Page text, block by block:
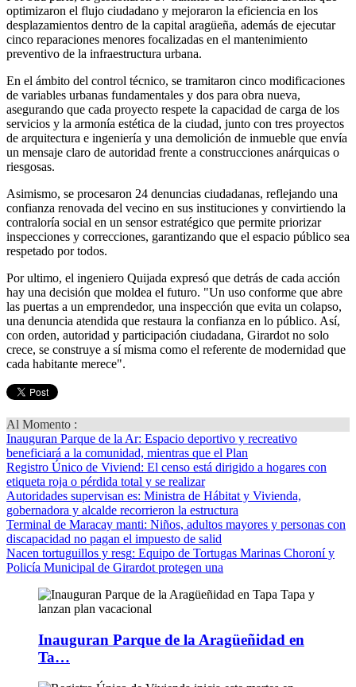
optimizaron el flujo ciudadano y mejoraron la eficiencia en los
desplazamientos dentro de la capital aragüeña, además de ejecutar
cinco reparaciones menores focalizadas en el mantenimiento
preventivo de la infraestructura urbana.
En el ámbito del control técnico, se tramitaron cinco modificaciones
de variables urbanas fundamentales y dos para obra nueva,
asegurando que cada proyecto respete la capacidad de carga de los
servicios y la armonía estética de la ciudad, junto con tres proyectos
de arquitectura e ingeniería y una demolición de inmueble que envía
un mensaje claro de autoridad frente a construcciones anárquicas o
riesgosas.
Asimismo, se procesaron 24 denuncias ciudadanas, reflejando una
confianza renovada del vecino en sus instituciones y convirtiendo la
contraloría social en un sensor estratégico que permite priorizar
inspecciones y correcciones, garantizando que el espacio público sea
respetado por todos.
Por ultimo, el ingeniero Quijada expresó que detrás de cada acción
hay una decisión que moldea el futuro. "Un uso conforme que abre
las puertas a un emprendedor, una inspección que evita un colapso,
una denuncia atendida que restaura la confianza en lo público. Así,
con orden, autoridad y participación ciudadana, Girardot no solo
crece, se construye a sí misma como el referente de modernidad que
cada habitante merece".
Al Momento :
Inauguran Parque de la Ar: Espacio deportivo y recreativo
beneficiará a la comunidad, mientras que el Plan
Registro Único de Viviend: El censo está dirigido a hogares con
etiqueta roja o pérdida total y se realizar
Autoridades supervisan es: Ministra de Hábitat y Vivienda,
gobernadora y alcalde recorrieron la estructura
Terminal de Maracay manti: Niños, adultos mayores y personas con
discapacidad no pagan el impuesto de salid
Nacen tortuguillos y resg: Equipo de Tortugas Marinas Choroní y
Policía Municipal de Girardot protegen una
Inauguran Parque de la Aragüeñidad en
Ta…